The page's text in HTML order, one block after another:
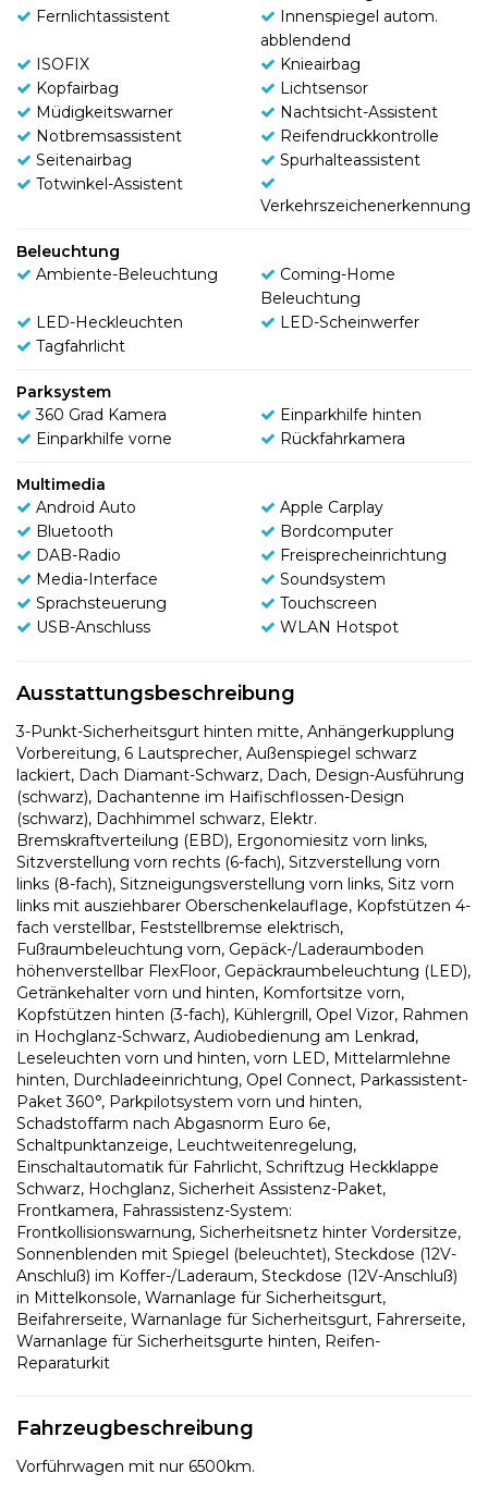
Fernlichtassistent
Innenspiegel autom.
abblendend
ISOFIX
Knieairbag
Kopfairbag
Lichtsensor
Müdigkeitswarner
Nachtsicht-Assistent
Notbremsassistent
Reifendruckkontrolle
Seitenairbag
Spurhalteassistent
Totwinkel-Assistent
Verkehrszeichenerkennung
Beleuchtung
Ambiente-Beleuchtung
Coming-Home
Beleuchtung
LED-Heckleuchten
LED-Scheinwerfer
Tagfahrlicht
Parksystem
360 Grad Kamera
Einparkhilfe hinten
Einparkhilfe vorne
Rückfahrkamera
Multimedia
Android Auto
Apple Carplay
Bluetooth
Bordcomputer
DAB-Radio
Freisprecheinrichtung
Media-Interface
Soundsystem
Sprachsteuerung
Touchscreen
USB-Anschluss
WLAN Hotspot
Ausstattungsbeschreibung
3-Punkt-Sicherheitsgurt hinten mitte, Anhängerkupplung
Vorbereitung, 6 Lautsprecher, Außenspiegel schwarz
lackiert, Dach Diamant-Schwarz, Dach, Design-Ausführung
(schwarz), Dachantenne im Haifischflossen-Design
(schwarz), Dachhimmel schwarz, Elektr.
Bremskraftverteilung (EBD), Ergonomiesitz vorn links,
Sitzverstellung vorn rechts (6-fach), Sitzverstellung vorn
links (8-fach), Sitzneigungsverstellung vorn links, Sitz vorn
links mit ausziehbarer Oberschenkelauflage, Kopfstützen 4-
fach verstellbar, Feststellbremse elektrisch,
Fußraumbeleuchtung vorn, Gepäck-/Laderaumboden
höhenverstellbar FlexFloor, Gepäckraumbeleuchtung (LED),
Getränkehalter vorn und hinten, Komfortsitze vorn,
Kopfstützen hinten (3-fach), Kühlergrill, Opel Vizor, Rahmen
in Hochglanz-Schwarz, Audiobedienung am Lenkrad,
Leseleuchten vorn und hinten, vorn LED, Mittelarmlehne
hinten, Durchladeeinrichtung, Opel Connect, Parkassistent-
Paket 360°, Parkpilotsystem vorn und hinten,
Schadstoffarm nach Abgasnorm Euro 6e,
Schaltpunktanzeige, Leuchtweitenregelung,
Einschaltautomatik für Fahrlicht, Schriftzug Heckklappe
Schwarz, Hochglanz, Sicherheit Assistenz-Paket,
Frontkamera, Fahrassistenz-System:
Frontkollisionswarnung, Sicherheitsnetz hinter Vordersitze,
Sonnenblenden mit Spiegel (beleuchtet), Steckdose (12V-
Anschluß) im Koffer-/Laderaum, Steckdose (12V-Anschluß)
in Mittelkonsole, Warnanlage für Sicherheitsgurt,
Beifahrerseite, Warnanlage für Sicherheitsgurt, Fahrerseite,
Warnanlage für Sicherheitsgurte hinten, Reifen-
Reparaturkit
Fahrzeugbeschreibung
Vorführwagen mit nur 6500km.